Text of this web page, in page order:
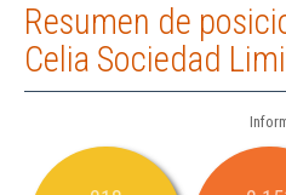
Resumen de
Celia Sociedad